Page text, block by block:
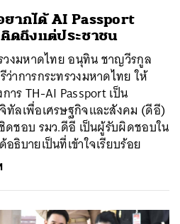
ากได้ AI Passport
ดถึงแต่ประชาชน
วงมหาดไทย อนุทิน ชาญวีรกูล
าการกระทรวงมหาดไทย ให้
ร TH-AI Passport เป็น
ทัลเพื่อเศรษฐกิจและสังคม (ดีอี)
ดชอบ รมว.ดีอี เป็นผู้รับผิดชอบใน
ธิบายเป็นที่เข้าใจเรียบร้อย